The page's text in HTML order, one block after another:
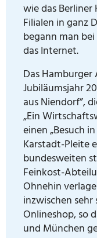
wie das
Filialen in ganz
begann man
das Internet.
Das
Jubiläumsjahr
aus Niendorf”,
„Ein
einen „Besuch
Karstadt-Pleite
bundesweiten
Feinkost-
Ohnehin
inzwischen
Onlineshop, so
und München